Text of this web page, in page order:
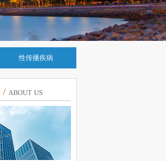
性传播疾病
/ ABOUT US